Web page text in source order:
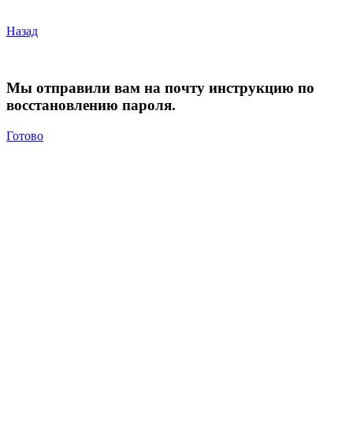
Назад
Мы отправили вам на почту инструкцию по
восстановлению пароля.
Готово